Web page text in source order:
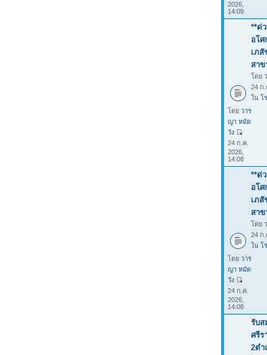
2026,
14:09
**ด่
อโ
เภสั
สาข
โดย
24 ก.
ใน โ
โดย วาร
ญา หมัด
วัง
24 ก.ค.
2026,
14:08
**ด่
อโ
เภสั
สาข
โดย
24 ก.
ใน โ
โดย วาร
ญา หมัด
วัง
24 ก.ค.
2026,
14:08
รับส
ศรีร
2ตำ